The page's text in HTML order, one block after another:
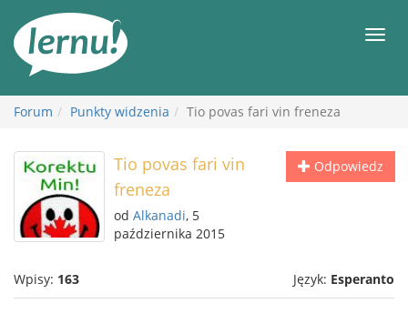
Forum Punkty widzenia Tio povas fari vin freneza
Odpowiedz
Tio povas fari vin
freneza
od Alkanadi, 5
października 2015
Wpisy: 163 Język: Esperanto